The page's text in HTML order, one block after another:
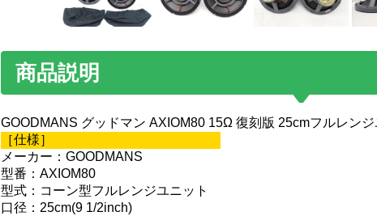
商品説明
GOODMANS グッドマン AXIOM80 15Ω 復刻版 25cmフルレン
［仕様］
メーカー：GOODMANS
型番：AXIOM80
型式：コーン型フルレンジユニット
口径：25cm(9 1/2inch)